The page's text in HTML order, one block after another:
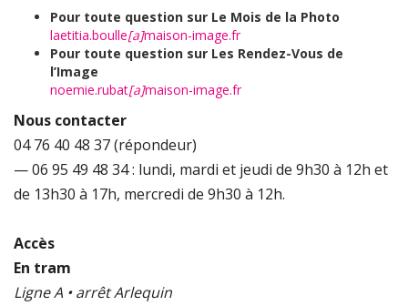
Pour toute question sur Le Mois de la Photo
laetitia.boulle[a]maison-image.fr
Pour toute question sur Les Rendez-Vous de
l’Image
noemie.rubat[a]maison-image.fr
Nous contacter
04 76 40 48 37 (répondeur)
— 06 95 49 48 34 : lundi, mardi et jeudi de 9h30 à 12h et
de 13h30 à 17h, mercredi de 9h30 à 12h.
Accès
En tram
Ligne A • arrêt Arlequin